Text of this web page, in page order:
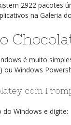
2922 pacotes
na Galeria
é muito
ou Windows
com
Windows e digite: